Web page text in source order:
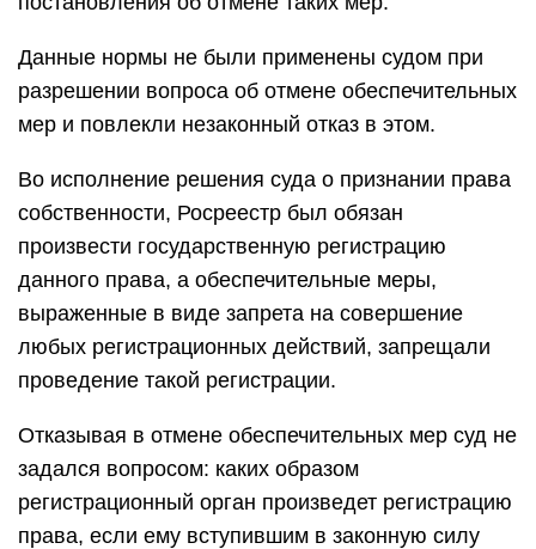
Данные нормы не были применены судом при
разрешении вопроса об отмене обеспечительных
мер и повлекли незаконный отказ в этом.
Во исполнение решения суда о признании права
собственности, Росреестр был обязан
произвести государственную регистрацию
данного права, а обеспечительные меры,
выраженные в виде запрета на совершение
любых регистрационных действий, запрещали
проведение такой регистрации.
Отказывая в отмене обеспечительных мер суд не
задался вопросом: каких образом
регистрационный орган произведет регистрацию
права, если ему вступившим в законную силу